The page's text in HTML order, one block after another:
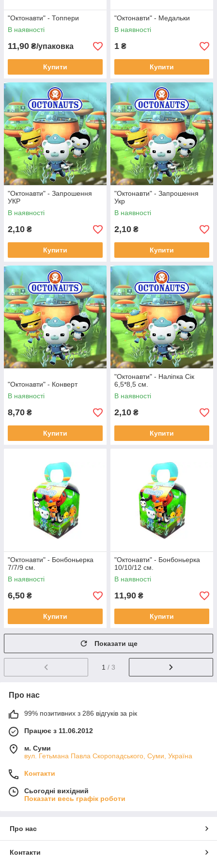
"Октонавти" - Топпери
В наявності
11,90 ₴/упаковка
Купити
"Октонавти" - Медальки
В наявності
1 ₴
Купити
"Октонавти" - Запрошення
УКР
В наявності
2,10 ₴
Купити
"Октонавти" - Запрошення
Укр
В наявності
2,10 ₴
Купити
"Октонавти" - Конверт
В наявності
8,70 ₴
Купити
"Октонавти" - Наліпка Сік
6,5*8,5 см.
В наявності
2,10 ₴
Купити
"Октонавти" - Бонбоньерка
7/7/9 см.
В наявності
6,50 ₴
Купити
"Октонавти" - Бонбоньерка
10/10/12 см.
В наявності
11,90 ₴
Купити
Показати ще
1 / 3
Про нас
99% позитивних з 286 відгуків за рік
Працює з 11.06.2012
м. Суми
вул. Гетьмана Павла Скоропадського, Суми, Україна
Контакти
Сьогодні вихідний
Показати весь графік роботи
Про нас
Контакти